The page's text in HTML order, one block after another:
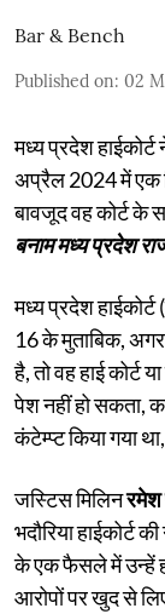
Bar & Bench
Published on: 02
मध्य प्रदेश
अप्रैल 2024 में एक
बावजूद वह कोर्ट के
बनाम मध्य प्रदेश
मध्य प्रदेश
16 के मुताबिक, अगर
है, तो वह हाई कोर्ट
पेश नहीं हो सकता,
कंटेम्प्ट किया गया
जस्टिस मिलिन
भदौरिया हाईकोर्ट
के एक फैसले में उन्हें
आरोपों पर खुद से